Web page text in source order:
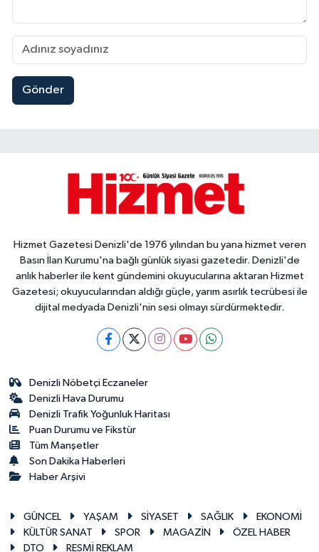
Gönder
Hizmet Gazetesi Denizli'de 1976 yılından bu yana hizmet veren
Basın İlan Kurumu'na bağlı günlük siyasi gazetedir. Denizli'de
anlık haberler ile kent gündemini okuyucularına aktaran Hizmet
Gazetesi; okuyucularından aldığı güçle, yarım asırlık tecrübesi ile
dijital medyada Denizli'nin sesi olmayı sürdürmektedir.
Denizli Nöbetçi Eczaneler
Denizli Hava Durumu
Denizli Trafik Yoğunluk Haritası
Puan Durumu ve Fikstür
Tüm Manşetler
Son Dakika Haberleri
Haber Arşivi
GÜNCEL YAŞAM SİYASET SAĞLIK
EKONOMİ
KÜLTÜR SANAT
SPOR MAGAZİN
ÖZEL HABER
DTO
RESMİ REKLAM